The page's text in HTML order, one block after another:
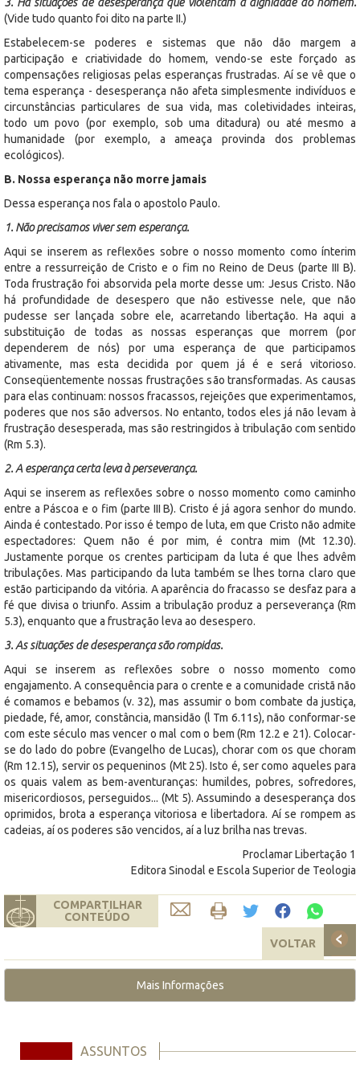
(Vide tudo quanto foi dito na parte II.)
Estabelecem-se poderes e sistemas que não dão margem a
participação e criatividade do homem, vendo-se este forçado as
compensações religiosas pelas esperanças frustradas. Aí se vê que o
tema esperança - desesperança não afeta simplesmente indivíduos e
circunstâncias particulares de sua vida, mas coletividades inteiras,
todo um povo (por exemplo, sob uma ditadura) ou até mesmo a
humanidade (por exemplo, a ameaça provinda dos problemas
ecológicos).
B. Nossa esperança não morre jamais
Dessa esperança nos fala o apostolo Paulo.
1. Não precisamos viver sem esperança.
Aqui se inserem as reflexões sobre o nosso momento como ínterim
entre a ressurreição de Cristo e o fim no Reino de Deus (parte III B).
Toda frustração foi absorvida pela morte desse um: Jesus Cristo. Não
há profundidade de desespero que não estivesse nele, que não
pudesse ser lançada sobre ele, acarretando libertação. Ha aqui a
substituição de todas as nossas esperanças que morrem (por
dependerem de nós) por uma esperança de que participamos
ativamente, mas esta decidida por quem já é e será vitorioso.
Conseqüentemente nossas frustrações são transformadas. As causas
para elas continuam: nossos fracassos, rejeições que experimentamos,
poderes que nos são adversos. No entanto, todos eles já não levam à
frustração desesperada, mas são restringidos à tribulação com sentido
(Rm 5.3).
2. A esperança certa leva à perseverança.
Aqui se inserem as reflexões sobre o nosso momento como caminho
entre a Páscoa e o fim (parte III B). Cristo é já agora senhor do mundo.
Ainda é contestado. Por isso é tempo de luta, em que Cristo não admite
espectadores: Quem não é por mim, é contra mim (Mt 12.30).
Justamente porque os crentes participam da luta é que lhes advêm
tribulações. Mas participando da luta também se lhes torna claro que
estão participando da vitória. A aparência do fracasso se desfaz para a
fé que divisa o triunfo. Assim a tribulação produz a perseverança (Rm
5.3), enquanto que a frustração leva ao desespero.
3. As situações de desesperança são rompidas.
Aqui se inserem as reflexões sobre o nosso momento como
engajamento. A consequência para o crente e a comunidade cristã não
é comamos e bebamos (v. 32), mas assumir o bom combate da justiça,
piedade, fé, amor, constância, mansidão (l Tm 6.11s), não conformar-se
com este século mas vencer o mal com o bem (Rm 12.2 e 21). Colocar-
se do lado do pobre (Evangelho de Lucas), chorar com os que choram
(Rm 12.15), servir os pequeninos (Mt 25). Isto é, ser como aqueles para
os quais valem as bem-aventuranças: humildes, pobres, sofredores,
misericordiosos, perseguidos... (Mt 5). Assumindo a desesperança dos
oprimidos, brota a esperança vitoriosa e libertadora. Aí se rompem as
cadeias, aí os poderes são vencidos, aí a luz brilha nas trevas.
Proclamar Libertação 1
Editora Sinodal e Escola Superior de Teologia
COMPARTILHAR
CONTEÚDO
VOLTAR
Mais Informações
ASSUNTOS